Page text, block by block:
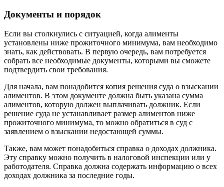
Документы и порядок
Если вы столкнулись с ситуацией, когда алименты
установлены ниже прожиточного минимума, вам необходимо
знать, как действовать. В первую очередь, вам потребуется
собрать все необходимые документы, которыми вы сможете
подтвердить свои требования.
Для начала, вам понадобится копия решения суда о взыскании
алиментов. В этом документе должна быть указана сумма
алиментов, которую должен выплачивать должник. Если
решение суда не устанавливает размер алиментов ниже
прожиточного минимума, то можно обратиться в суд с
заявлением о взыскании недостающей суммы.
Также, вам может понадобиться справка о доходах должника.
Эту справку можно получить в налоговой инспекции или у
работодателя. Справка должна содержать информацию о всех
доходах должника за последние годы.